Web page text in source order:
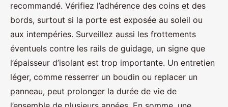
recommandé. Vérifiez l’adhérence des coins et des
bords, surtout si la porte est exposée au soleil ou
aux intempéries. Surveillez aussi les frottements
éventuels contre les rails de guidage, un signe que
l’épaisseur d’isolant est trop importante. Un entretien
léger, comme resserrer un boudin ou replacer un
panneau, peut prolonger la durée de vie de